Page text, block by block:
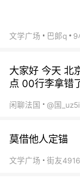
文学广场 巴郞q 9
大家好 今天 北
点 00行李拿错
闲聊法国 @国
莫借他人定锚
文学广场